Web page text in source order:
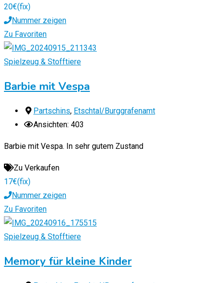
20€(fix)
Nummer zeigen
Zu Favoriten
Spielzeug & Stofftiere
Barbie mit Vespa
Partschins, Etschtal/Burggrafenamt
Ansichten: 403
Barbie mit Vespa. In sehr gutem Zustand
Zu Verkaufen
17€(fix)
Nummer zeigen
Zu Favoriten
Spielzeug & Stofftiere
Memory für kleine Kinder